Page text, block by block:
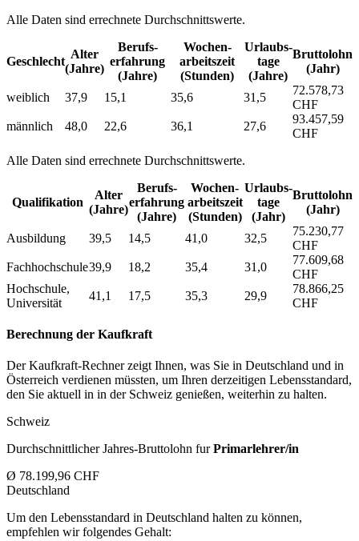
Alle Daten sind errechnete Durchschnittswerte.
Geschlecht
Alter
(Jahre)
Berufs­
erfahrung
(Jahre)
Wochen­
arbeitszeit
(Stunden)
Urlaubs­
tage
(Jahre)
Bruttolohn
(Jahr)
weiblich 37,9 15,1 35,6 31,5
72.578,73
CHF
männlich
48,0 22,6 36,1 27,6
93.457,59
CHF
Alle Daten sind errechnete Durchschnittswerte.
Qualifikation
Alter
(Jahre)
Berufs­
erfahrung
(Jahre)
Wochen­
arbeitszeit
(Stunden)
Urlaubs­
tage
(Jahr)
Bruttolohn
(Jahr)
Ausbildung 39,5 14,5 41,0 32,5
75.230,77
CHF
Fachhochschule39,9 18,2 35,4 31,0
77.609,68
CHF
Hochschule,
Universität
41,1 17,5 35,3 29,9
78.866,25
CHF
Berechnung der Kaufkraft
Der Kaufkraft-Rechner zeigt Ihnen, was Sie in Deutschland und in
Österreich verdienen müssten, um Ihren derzeitigen Lebensstandard,
den Sie aktuell in in der Schweiz genießen, weiterhin zu halten.
Schweiz
Durchschnittlicher Jahres-Bruttolohn furPrimarlehrer/in
Ø 78.199,96 CHF
Deutschland
Um den Lebensstandard in Deutschland halten zu können,
empfehlen wir folgendes Gehalt: